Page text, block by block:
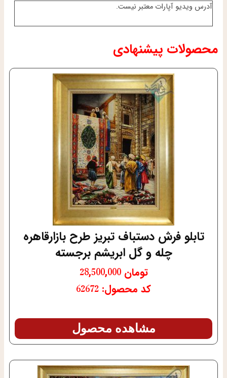
آدرس ویدیو آپارات معتبر نیست.
محصولات پیشنهادی
تابلو فرش دستباف تبریز طرح بازارقاهره
چله و گل ابریشم برجسته
تومان 28,500,000
کد محصول: 62672
مشاهده محصول